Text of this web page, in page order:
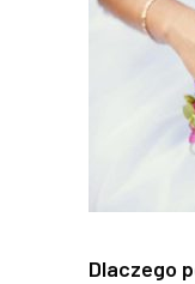
Dlaczego